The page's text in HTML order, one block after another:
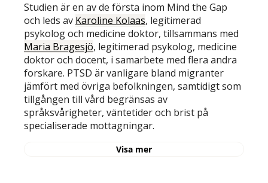
Studien är en av de första inom Mind the Gap
och leds av Karoline Kolaas, legitimerad
psykolog och medicine doktor, tillsammans med
Maria Bragesjö, legitimerad psykolog, medicine
doktor och docent, i samarbete med flera andra
forskare. PTSD är vanligare bland migranter
jämfört med övriga befolkningen, samtidigt som
tillgången till vård begränsas av
språksvårigheter, väntetider och brist på
specialiserade mottagningar.
Visa mer